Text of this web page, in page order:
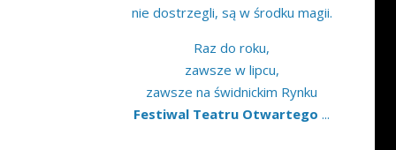
nie dostrzegli, są w środku magii.
Raz do roku,
zawsze w lipcu,
zawsze na świdnickim Rynku
Festiwal Teatru Otwartego ...